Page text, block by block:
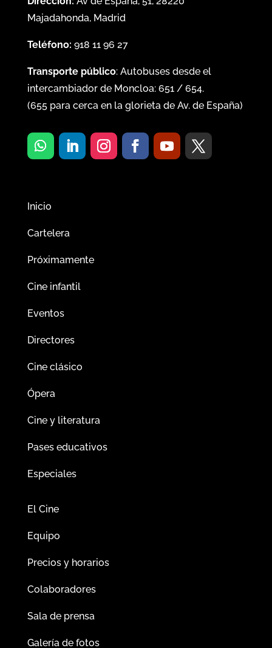
Majadahonda, Madrid
Teléfono: 918 11 96 27
Transporte público: Autobuses desde el
intercambiador de Moncloa: 651/ 654.
(655para cerca en la glorieta de Av. de España)
Inicio
Cartelera
Próximamente
Cine infantil
Eventos
Directores
Cine clásico
Ópera
Cine y literatura
Pases educativos
Especiales
El Cine
Equipo
Precios y horarios
Colaboradores
Sala de prensa
Galería de fotos